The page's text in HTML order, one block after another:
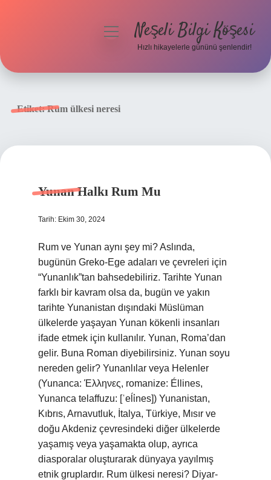
menüyüNeşeli Bilgi Köşesi
Hızlı hikayelerle gününü şenlendir!
Etiket:Rum ülkesi neresi
Yunan Halkı Rum Mu
Tarih: Ekim 30, 2024
Rum ve Yunan aynı şey mi? Aslında,
bugünün Greko-Ege adaları ve çevreleri için
“Yunanlık”tan bahsedebiliriz. Tarihte Yunan
farklı bir kavram olsa da, bugün ve yakın
tarihte Yunanistan dışındaki Müslüman
ülkelerde yaşayan Yunan kökenli insanları
ifade etmek için kullanılır. Yunan, Roma’dan
gelir. Buna Roman diyebilirsiniz. Yunan soyu
nereden gelir? Yunanlılar veya Helenler
(Yunanca: Έλληνες, romanize: Éllines,
Yunanca telaffuzu: [ˈeĺἱnes]) Yunanistan,
Kıbrıs, Arnavutluk, İtalya, Türkiye, Mısır ve
doğu Akdeniz çevresindeki diğer ülkelerde
yaşamış veya yaşamakta olup, ayrıca
diasporalar oluşturarak dünyaya yayılmış
etnik gruplardır. Rum ülkesi neresi? Diyar-